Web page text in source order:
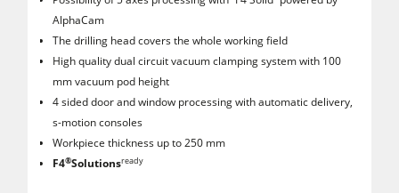
AlphaCam
The drilling head covers the whole working field
High quality dual circuit vacuum clamping system with 100
mm vacuum pod height
4 sided door and window processing with automatic delivery,
s-motion consoles
Workpiece thickness up to 250 mm
F4®Solutionsready